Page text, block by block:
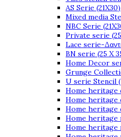
AS Serie (21X30)
Mixed media
NBC Serie
Private serie
Lace serie-
BN serie (25 X
Home Decor
Grunge
U serie Stencil
Home heritage
Home heritage
Home heritage
Home heritage
Home heritage